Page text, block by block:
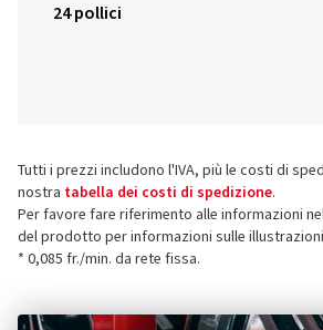
24 pollici
Tutti i prezzi includono l'IVA, più le costi di
nostra tabella dei costi di spedizione.
Per favore fare riferimento alle informazioni
del prodotto per informazioni sulle
* 0,085 fr./min. da rete fissa.